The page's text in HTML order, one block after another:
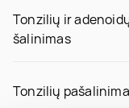
Tonzilių ir
šalinimas
Tonzilių